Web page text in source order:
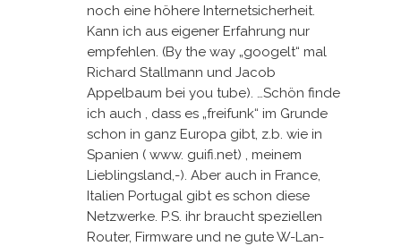
noch eine höhere Internetsicherheit.
Kann ich aus eigener Erfahrung nur
empfehlen. (By the way „googelt“ mal
Richard Stallmann und Jacob
Appelbaum bei you tube). …Schön finde
ich auch , dass es „freifunk“ im Grunde
schon in ganz Europa gibt, z.b. wie in
Spanien ( www. guifi.net) , meinem
Lieblingsland,-). Aber auch in France,
Italien Portugal gibt es schon diese
Netzwerke. P.S. ihr braucht speziellen
Router, Firmware und ne gute W-Lan-